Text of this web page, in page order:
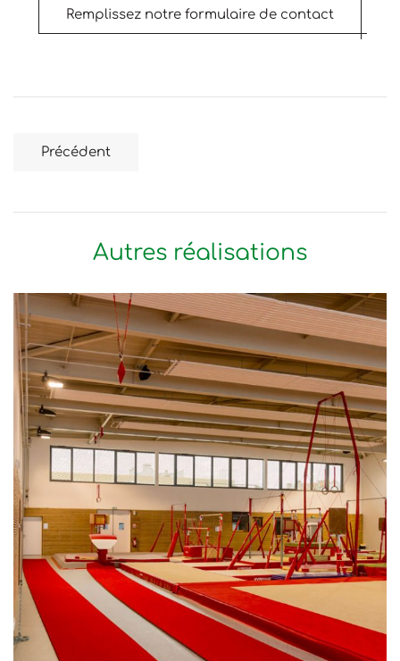
Remplissez notre formulaire de contact
Précédent
Autres réalisations
Le gymnase Albert-Smirlian